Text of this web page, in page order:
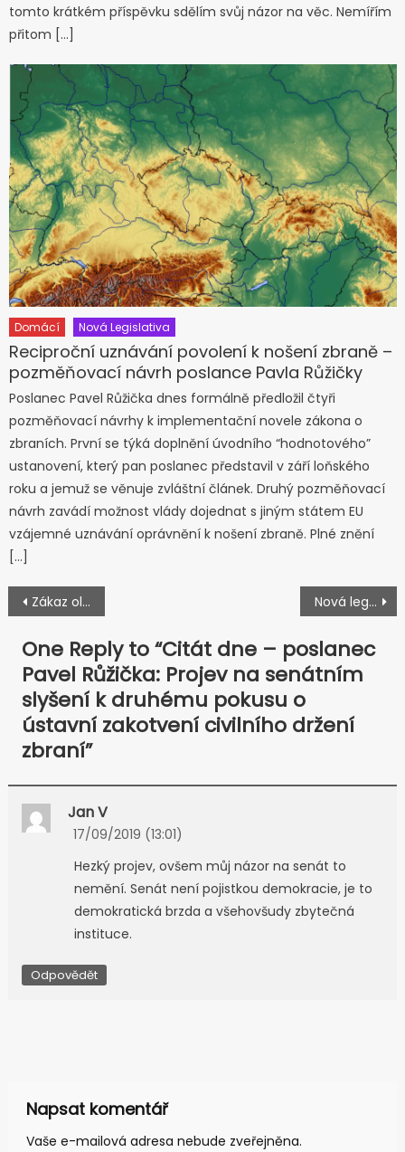
tomto krátkém příspěvku sdělím svůj názor na věc. Nemířím
přitom […]
Domácí Nová Legislativa
Reciproční uznávání povolení k nošení zbraně –
pozměňovací návrh poslance Pavla Růžičky
Poslanec Pavel Růžička dnes formálně předložil čtyři
pozměňovací návrhy k implementační novele zákona o
zbraních. První se týká doplnění úvodního “hodnotového”
ustanovení, který pan poslanec představil v září loňského
roku a jemuž se věnuje zvláštní článek. Druhý pozměňovací
návrh zavádí možnost vlády dojednat s jiným státem EU
vzájemné uznávání oprávnění k nošení zbraně. Plné znění
[…]
Navigace pro příspěvek
Zákaz olova: Širší souvislosti návrhu Evropské komise a možnosti nahrazení olova ve střelách Nová legislativa: Návrh “hodnotového” úvodního ustanovení nového zákona o zbraních
One Reply to “Citát dne – poslanec
Pavel Růžička: Projev na senátním
slyšení k druhému pokusu o
ústavní zakotvení civilního držení
zbraní”
Jan V
17/09/2019 (13:01)
Hezký projev, ovšem můj názor na senát to
nemění. Senát není pojistkou demokracie, je to
demokratická brzda a všehovšudy zbytečná
instituce.
Odpovědět
Napsat komentář
Vaše e-mailová adresa nebude zveřejněna.